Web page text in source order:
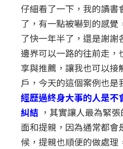
仔細看了一下，我的讀書
了，有一點被嚇到的感覺
了快一年半了，還是謝謝
邊界可以一路的往前走，
享與推薦，讓我也可以接
戶，今天的這個案例也是
經歷過終身大事的人是不
糾結 ，其實讓人最為緊
面和提親，因為通常都會
候，提親也順便的做處理